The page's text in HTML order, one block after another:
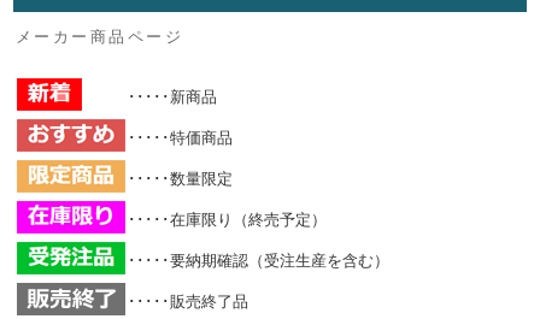
メーカー商品ページ
･････新商品
･････特価商品
･････数量限定
･････在庫限り（終売予定）
･････要納期確認（受注生産を含む）
･････販売終了品